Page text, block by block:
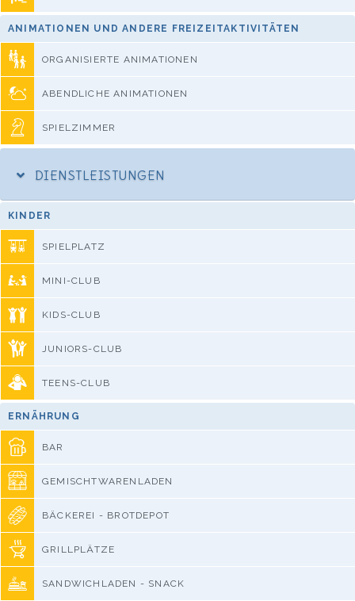
ANIMATIONEN UND ANDERE FREIZEITAKTIVITÄTEN
ORGANISIERTE ANIMATIONEN
ABENDLICHE ANIMATIONEN
SPIELZIMMER
DIENSTLEISTUNGEN
KINDER
SPIELPLATZ
MINI-CLUB
KIDS-CLUB
JUNIORS-CLUB
TEENS-CLUB
ERNÄHRUNG
BAR
GEMISCHTWARENLADEN
BÄCKEREI - BROTDEPOT
GRILLPLÄTZE
SANDWICHLADEN - SNACK